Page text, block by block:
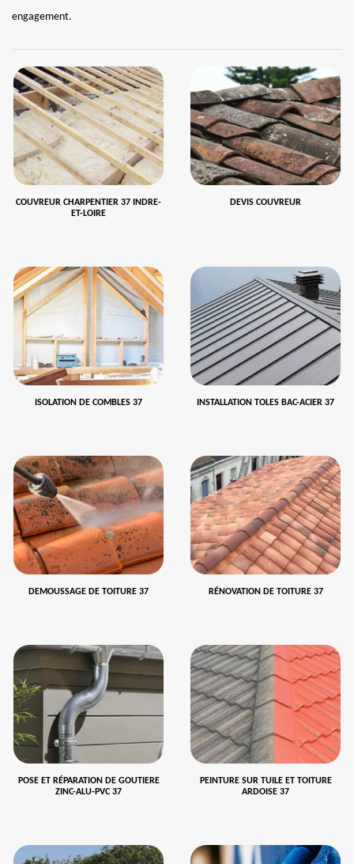
engagement.
COUVREUR CHARPENTIER 37 INDRE-
ET-LOIRE
DEVIS COUVREUR
ISOLATION DE COMBLES 37 INSTALLATION TOLES BAC-ACIER 37
DEMOUSSAGE DE TOITURE 37 RÉNOVATION DE TOITURE 37
POSE ET RÉPARATION DE GOUTIERE
ZINC-ALU-PVC 37
PEINTURE SUR TUILE ET TOITURE
ARDOISE 37